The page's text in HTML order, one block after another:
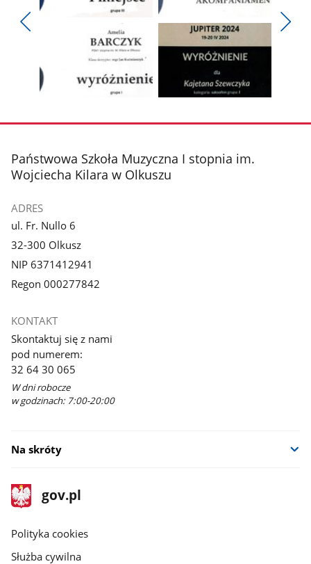
zdjęcia
z
galerii.
Pokaż
galerii.
zdjęcie
galerii.
zdjęcie
galerii.
stopka
Państwowa Szkoła Muzyczna I stopnia im.
Wojciecha Kilara w Olkuszu
ADRES
ul. Fr. Nullo 6
32-300 Olkusz
NIP 6371412941
Regon 000277842
KONTAKT
Skontaktuj się z nami
pod numerem:
32 64 30 065
W dni robocze
w godzinach: 7:00-20:00
Na skróty
stopka
gov.pl
Strona
gov.pl
gov.pl
Polityka cookies
Służba cywilna